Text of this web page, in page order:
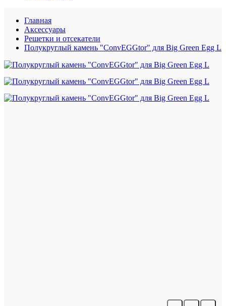
Главная
Аксессуары
Решетки и отсекатели
Полукруглый камень "ConvEGGtor" для Big Green Egg L